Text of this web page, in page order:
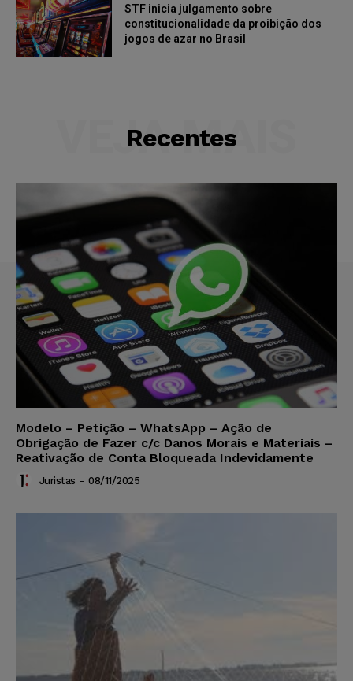
STF inicia julgamento sobre
constitucionalidade da proibição dos
jogos de azar no Brasil
Recentes
VEJA MAIS
Modelo – Petição – WhatsApp – Ação de
Obrigação de Fazer c/c Danos Morais e Materiais –
Reativação de Conta Bloqueada Indevidamente
Juristas - 08/11/2025